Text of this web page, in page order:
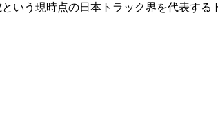
いう現時点の日本トラック界を代表す